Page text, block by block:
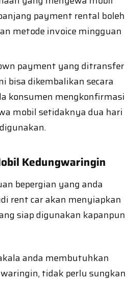
payment rental boleh
metode invoice mingguan
payment yang ditransfer
bisa dikembalikan secara
konsumen mengkonfirmasi
mobil setidaknya dua hari
Kedungwaringin
bepergian yang anda
rent car akan menyiapkan
siap digunakan kapanpun
anda membutuhkan
tidak perlu sungkan